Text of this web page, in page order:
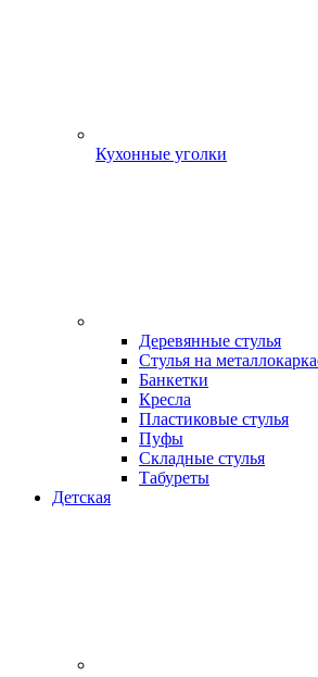
Кухонные уголки
Деревянные стулья
Стулья на
Банкетки
Кресла
Пластиковые стулья
Пуфы
Складные стулья
Табуреты
Детская